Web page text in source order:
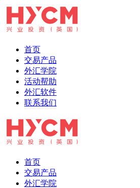
首页
交易产品
外汇学院
活动帮助
外汇软件
联系我们
首页
交易产品
外汇学院